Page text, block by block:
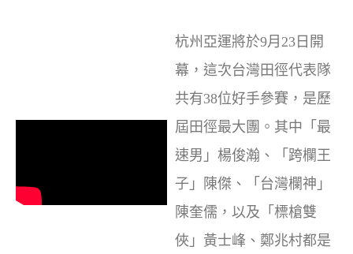
杭州亞運將於9月23日開
幕，這次台灣田徑代表隊
共有38位好手參賽，是歷
屆田徑最大團。其中「最
速男」楊俊瀚、「跨欄王
子」陳傑、「台灣欄神」
陳奎儒，以及「標槍雙
俠」黃士峰、鄭兆村都是